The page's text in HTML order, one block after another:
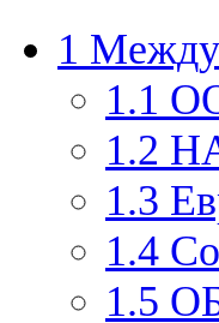
1
1.1
1.2
1.3
1.4
1.5